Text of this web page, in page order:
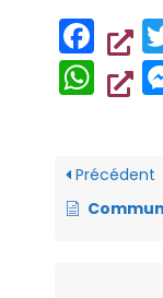
F
a
c
b
o
W
h
s
A
Précédent
Commune de Val-de-Reuil – Arrêté n° VO-